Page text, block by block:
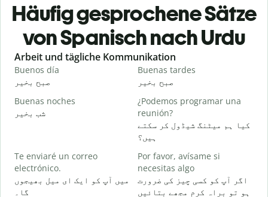
Häufig gesprochene Sätze
von Spanisch nach Urdu
Slide 1 of 6
Arbeit und tägliche Kommunikation
Buenos día
صبح بخیر
Buenas tardes
صبح بخیر
Buenas noches
شب بخیر
¿Podemos programar una
reunión?
کیا ہم میٹنگ شیڈول کر سکتے
ہیں؟
Te enviaré un correo
electrónico.
میں آپ کو ایک ای میل بھیجوں
گا۔
Por favor, avísame si
necesitas algo
اگر آپ کو کسی چیز کی ضرورت
ہو تو براہ کرم مجھے بتائیں